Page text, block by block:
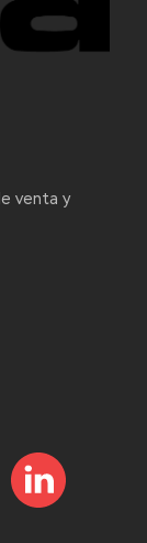
venta y